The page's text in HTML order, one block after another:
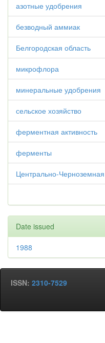
азотные удобрения
безводный аммиак
Белгородская область
микрофлора
минеральные удобрения
сельское хозяйство
ферментная активность
ферменты
Центрально-
Date issued
1988
ISSN: 2310-7529